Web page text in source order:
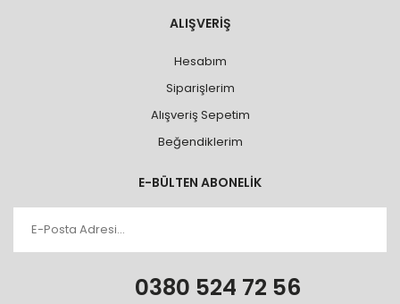
ALIŞVERİŞ
Hesabım
Siparişlerim
Alışveriş Sepetim
Beğendiklerim
E-BÜLTEN ABONELİK
0380 524 72 56